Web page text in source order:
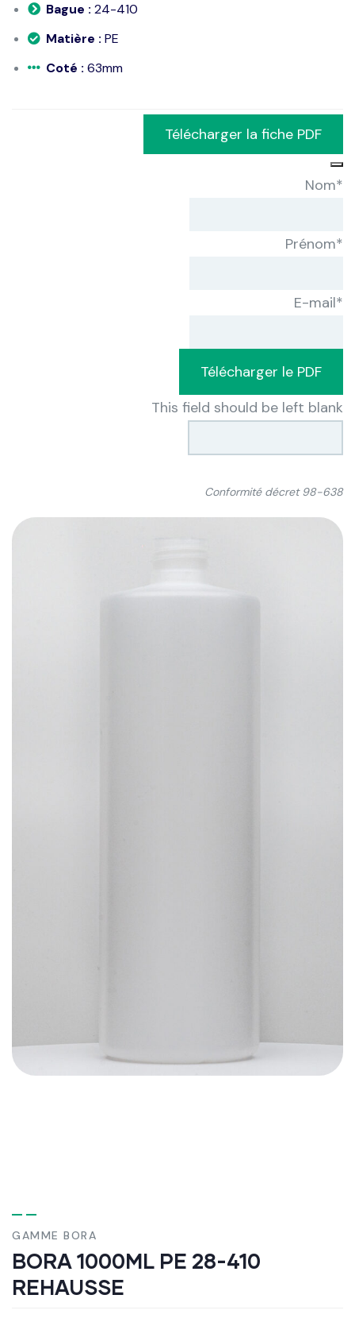
Bague : 24-410
Matière : PE
Coté : 63mm
Télécharger la fiche PDF
Nom*
Prénom*
E-mail*
Télécharger le PDF
This field should be left blank
Conformité décret 98-638
GAMME BORA
BORA 1000ML PE 28-410
REHAUSSE